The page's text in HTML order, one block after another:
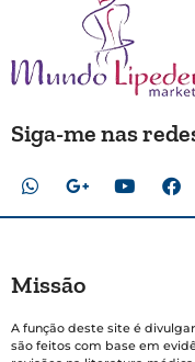
Siga-me nas
Missão
A função deste site é
são feitos com base em